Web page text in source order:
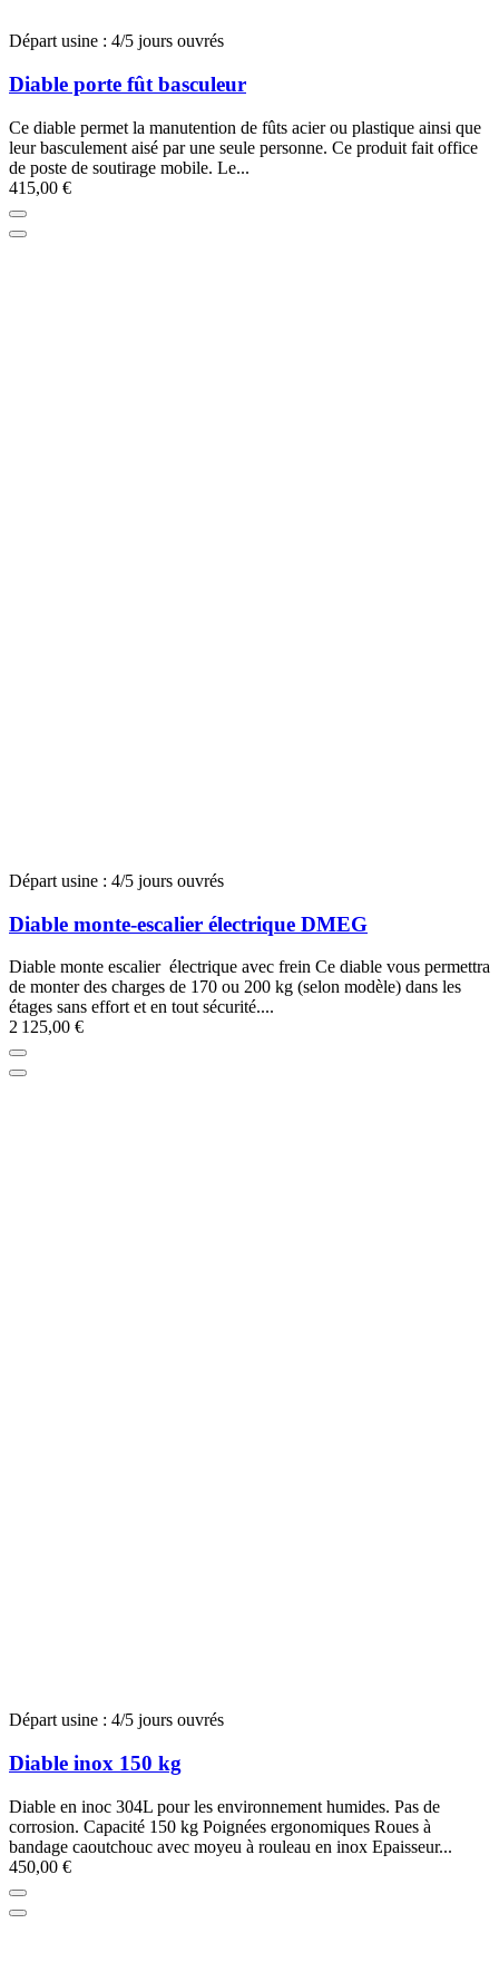
Départ usine : 4/5 jours ouvrés
Diable porte fût basculeur
Ce diable permet la manutention de fûts acier ou plastique ainsi que
leur basculement aisé par une seule personne. Ce produit fait office
de poste de soutirage mobile. Le...
415,00 €
Départ usine : 4/5 jours ouvrés
Diable monte-escalier électrique DMEG
Diable monte escalier électrique avec frein Ce diable vous permettra
de monter des charges de 170 ou 200 kg (selon modèle) dans les
étages sans effort et en tout sécurité....
2 125,00 €
Départ usine : 4/5 jours ouvrés
Diable inox 150 kg
Diable en inoc 304L pour les environnement humides. Pas de
corrosion. Capacité 150 kg Poignées ergonomiques Roues à
bandage caoutchouc avec moyeu à rouleau en inox Epaisseur...
450,00 €